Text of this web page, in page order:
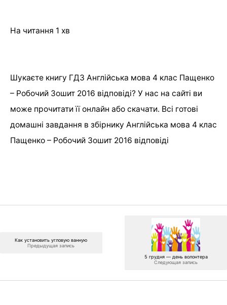
На читання 1 хв
Шукаєте книгу ГДЗ Англійська мова 4 клас Пащенко
– Робочий Зошит 2016 відповіді? У нас на сайті ви
може прочитати її онлайн або скачати. Всі готові
домашні завдання в збірнику Англійська мова 4 клас
Пащенко – Робочий Зошит 2016 відповіді
Как установить угловую ванную
Предыдущая запись
5 грудня — день волонтера
Следующая запись